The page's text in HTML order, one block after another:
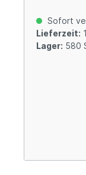
Sofort
Lieferzeit:
Lager: 580